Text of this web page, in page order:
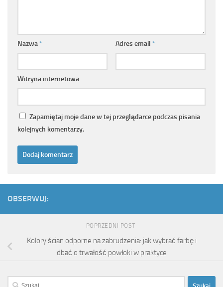
Nazwa* Adres email *
Witryna internetowa
Zapamiętaj moje dane w tej przeglądarce podczas pisania
kolejnych komentarzy.
OBSERWUJ:
POPRZEDNI POST
Kolory ścian odporne na zabrudzenia: jak wybrać farbę i
dbać o trwałość powłoki w praktyce
Szukaj: